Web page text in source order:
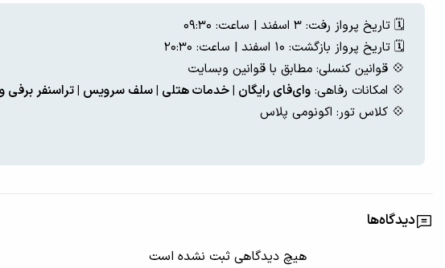
🗓️ تاریخ پرواز رفت: ۳ اسفند | ساعت: ۰۹:۳۰
🗓️ تاریخ پرواز بازگشت: ۱۰ اسفند | ساعت: ۲۰:۳۰
💠 قوانین کنسلی: مطابق با قوانین وبسایت
💠 امکانات رفاهی: وای‌فای رایگان | خدمات هتلی | سلف سرویس | تراسنفر برفی
💠 کلاس تور: اکونومی پلاس
دیدگاه‌ها
هیچ دیدگاهی ثبت نشده است